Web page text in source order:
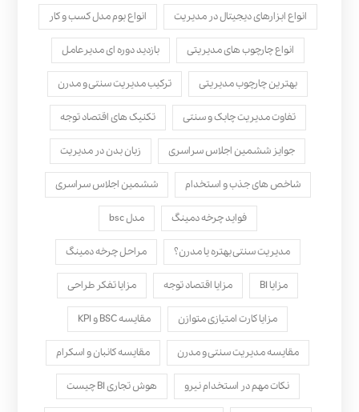
انواع ابزارهای دیجیتال در مدیریت انواع بوم مدل کسب‌ و کار
انواع چارچوب های مدیریتی بازدید دوره ای مدیرعامل
بهترین چارچوب مدیریتی ترکیب مدیریت سنتی و مدرن
تفاوت مدیریت چابک و سنتی تکنیک های اقتصاد توجه
جوایز ششمین اجلاس سراسری زبان بدن در مدیریت
شاخص های جذب و استخدام ششمین اجلاس سراسری
فواید چرخه دمینگ مدل bsc
مدیریت سنتی بهتره یا مدرن؟ مراحل چرخه دمینگ
مزایا BI مزایا اقتصاد توجه مزایا تفکر طراحی
مزایا کارت امتیازی متوازن مقایسه BSC و KPI
مقایسه مدیریت سنتی و مدرن مقایسه کانبان و اسکرام
نکات مهم در استخدام نیرو هوش تجاری BI چیست